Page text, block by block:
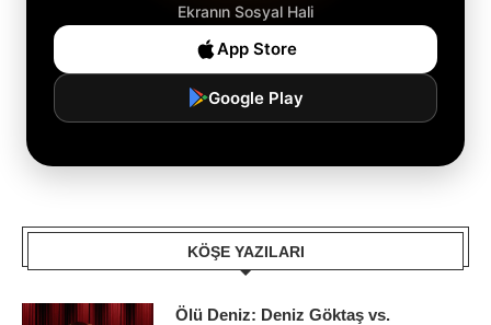
Ekranın Sosyal Hali
App Store
Google Play
KÖŞE YAZILARI
Ölü Deniz: Deniz Göktaş vs.